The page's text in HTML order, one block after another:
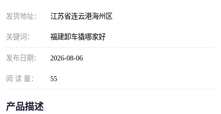
发货地址： 江苏省连云港海州区
关键词： 福建卸车撬哪家好
发布日期： 2026-08-06
阅 读 量： 55
产品描述